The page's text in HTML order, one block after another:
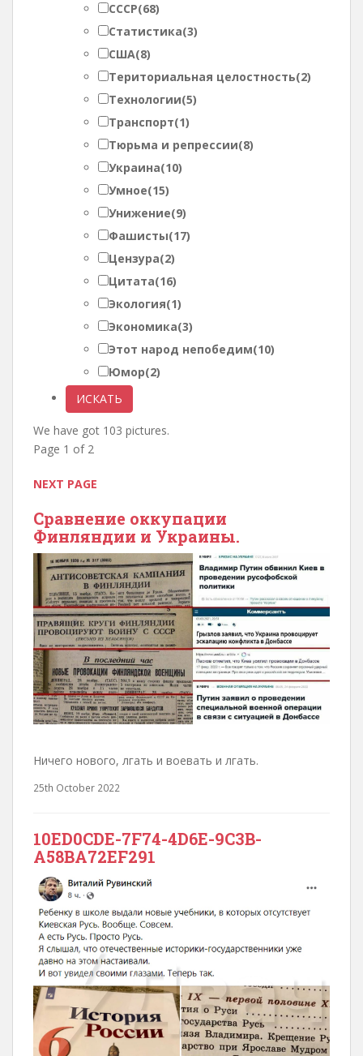
СССР(68)
Статистика(3)
США(8)
Териториальная целостность(2)
Технологии(5)
Транспорт(1)
Тюрьма и репрессии(8)
Украина(10)
Умное(15)
Унижение(9)
Фашисты(17)
Цензура(2)
Цитата(16)
Экология(1)
Экономика(3)
Этот народ непобедим(10)
Юмор(2)
We have got 103 pictures.
Page 1 of 2
NEXT PAGE
Сравнение оккупации
Финляндии и Украины.
Ничего нового, лгать и воевать и лгать.
25th October 2022
10ED0CDE-7F74-4D6E-9C3B-
A58BA72EF291